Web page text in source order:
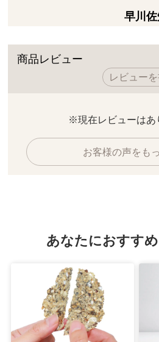
早川
商品レビュー
レビューを
※現在レビューはあ
お客様の声をも
あなたにおすす